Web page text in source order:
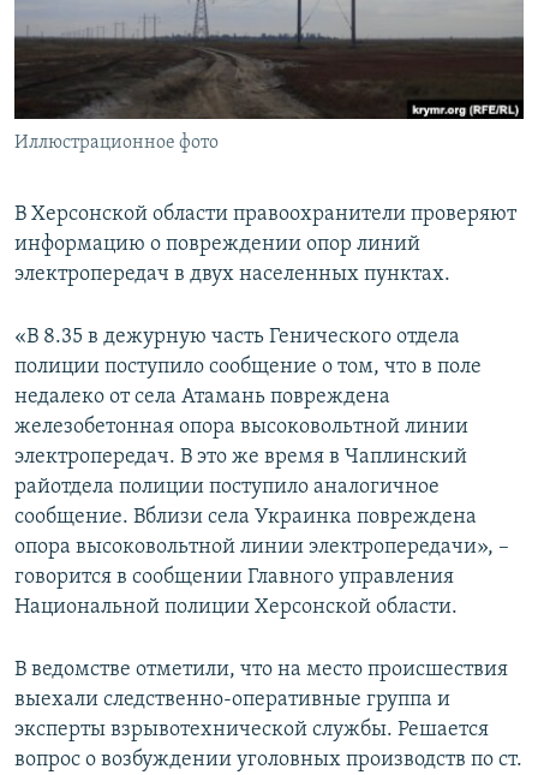
ПОБЕДИТЕЛЕЙ НЕ СУДЯТ?
КРЫМ.НЕПОКОРЕННЫЙ
ELIFBE
УКРАИНСКАЯ ПРОБЛЕМА КРЫМА
ПРИСОЕДИНЯЙТЕСЬ!
Иллюстрационное фото
В Херсонской области правоохранители проверяют
информацию о повреждении опор линий
электропередач в двух населенных пунктах.
«В 8.35 в дежурную часть Генического отдела
полиции поступило сообщение о том, что в поле
недалеко от села Атамань повреждена
железобетонная опора высоковольтной линии
электропередач. В это же время в Чаплинский
райотдела полиции поступило аналогичное
сообщение. Вблизи села Украинка повреждена
опора высоковольтной линии электропередачи», –
говорится в сообщении Главного управления
Национальной полиции Херсонской области.
В ведомстве отметили, что на место происшествия
выехали следственно-оперативные группа и
эксперты взрывотехнической службы. Решается
вопрос о возбуждении уголовных производств по ст.